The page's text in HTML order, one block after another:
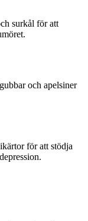
surkål för att
och apelsiner
för att stödja